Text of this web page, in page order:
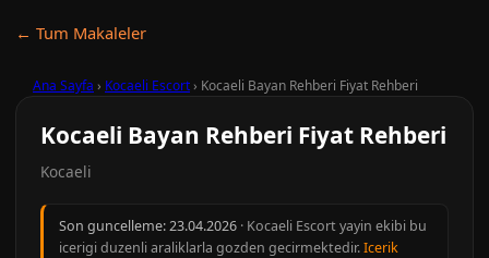
← Tum Makaleler
Ana Sayfa › Kocaeli Escort› Kocaeli Bayan Rehberi Fiyat Rehberi
Kocaeli Bayan Rehberi Fiyat Rehberi
Kocaeli
Son guncelleme:23.04.2026 · Kocaeli Escort yayin ekibi bu
icerigi duzenli araliklarla gozden gecirmektedir.Icerik